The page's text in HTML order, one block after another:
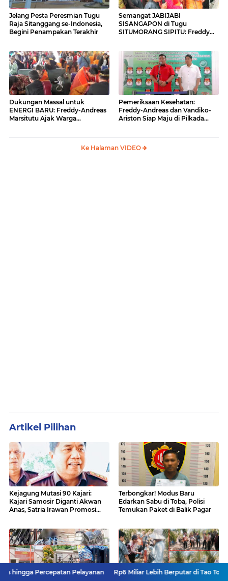
Jelang Pesta Peresmian Tugu
Raja Sitanggang se-Indonesia,
Begini Penampakan Terakhir
Semangat JABIJABI
SISANGAPON di Tugu
SITUMORANG SIPITU: Freddy
Dukungan Massal untuk
ENERGI BARU: Freddy-Andreas
Marsitutu Ajak Warga
Pemeriksaan Kesehatan:
Freddy-Andreas dan Vandiko-
Ariston Siap Maju di Pilkada
Ke Halaman VIDEO
Artikel Pilihan
Kejagung Mutasi 90 Kajari:
Kajari Samosir Diganti Akwan
Anas, Satria Irawan Promosi
Terbongkar! Modus Baru
Edarkan Sabu di Toba, Polisi
Temukan Paket di Balik Pagar
Pelayanan Rp6 Miliar Lebih Berputar di Tao Toba Joujou,